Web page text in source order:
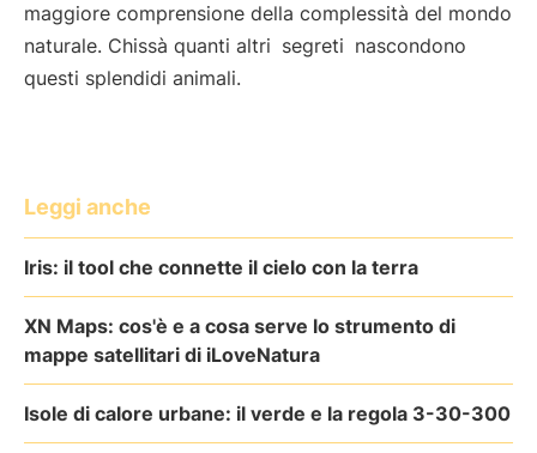
maggiore comprensione della complessità del mondo
naturale. Chissà quanti altri segreti nascondono
questi splendidi animali.
Leggi anche
Iris: il tool che connette il cielo con la terra
XN Maps: cos'è e a cosa serve lo strumento di
mappe satellitari di iLoveNatura
Isole di calore urbane: il verde e la regola 3-30-300